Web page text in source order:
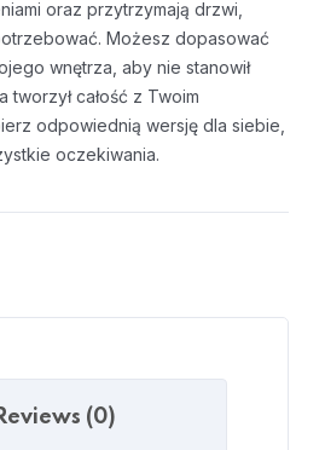
oraz przytrzymają drzwi,
Możesz dopasować
wnętrza, aby nie stanowił
całość z Twoim
odpowiednią wersję dla siebie,
oczekiwania.
(0)